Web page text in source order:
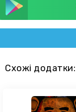
Схожі додатки: